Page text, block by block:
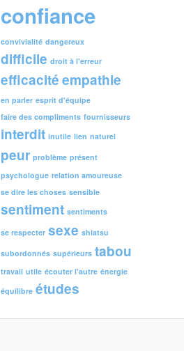
confiance
convivialité dangereux
difficile droit à l'erreur
efficacitéempathie
en parler esprit d'équipe
faire des compliments fournisseurs
interdit inutile lien naturel
peur problème présent
psychologue relation amoureuse
se dire les choses sensible
sentiment sentiments
se respecter sexe shiatsu
subordonnés supérieurs tabou
travail utile écouter l'autre énergie
équilibre études